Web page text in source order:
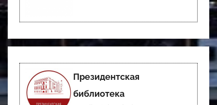
Президентская
библиотека